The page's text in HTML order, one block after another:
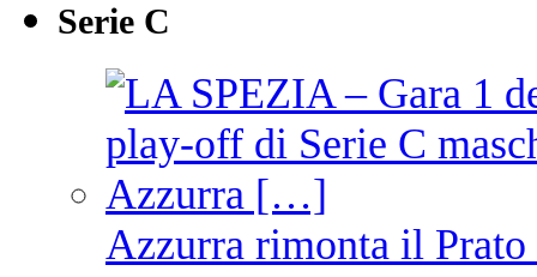
Serie C
Azzurra rimonta il Prato